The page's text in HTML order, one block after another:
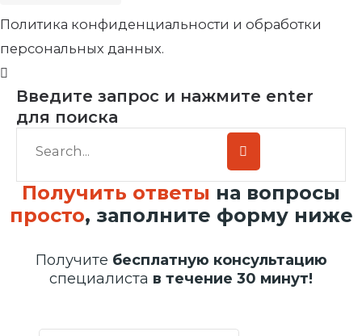
Политика конфиденциальности и обработки
персональных данных.
Введите запрос и нажмите enter
для поиска
Получить ответы на вопросы
просто, заполните форму ниже
Получите бесплатную консультацию
специалиста в течение 30 минут!